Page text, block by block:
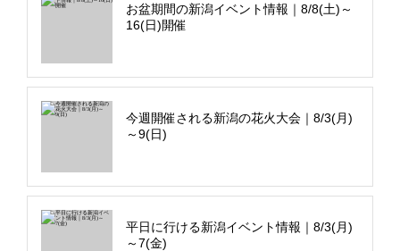
お盆期間の新潟イベント情報｜8/8(土)～
16(日)開催
今週開催される新潟の花火大会｜8/3(月)
～9(日)
平日に行ける新潟イベント情報｜8/3(月)
～7(金)